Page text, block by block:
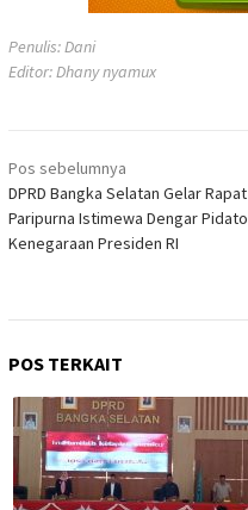
Penulis: Dani
Editor: Dhany nyamux
Navigasi
pos
Pos sebelumnya
DPRD Bangka Selatan Gelar Rapat
Paripurna Istimewa Dengar Pidato
Kenegaraan Presiden RI
POS TERKAIT